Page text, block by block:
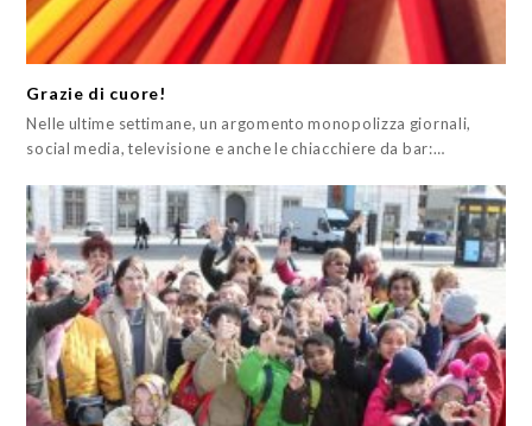
Grazie di cuore!
Nelle ultime settimane, un argomento monopolizza giornali,
social media, televisione e anche le chiacchiere da bar:…